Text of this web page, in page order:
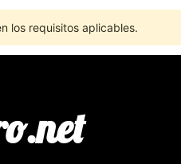
los requisitos aplicables.